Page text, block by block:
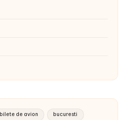
bilete de avion bucuresti